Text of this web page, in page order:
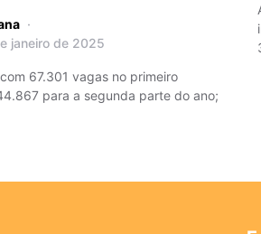
janeiro de 2025
67.301 vagas no primeiro
para a segunda parte do ano;